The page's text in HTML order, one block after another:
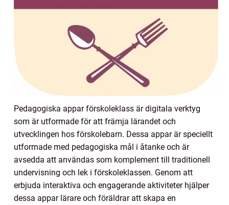
Pedagogiska appar förskoleklass är digitala verktyg
som är utformade för att främja lärandet och
utvecklingen hos förskolebarn. Dessa appar är speciellt
utformade med pedagogiska mål i åtanke och är
avsedda att användas som komplement till traditionell
undervisning och lek i förskoleklassen. Genom att
erbjuda interaktiva och engagerande aktiviteter hjälper
dessa appar lärare och föräldrar att skapa en